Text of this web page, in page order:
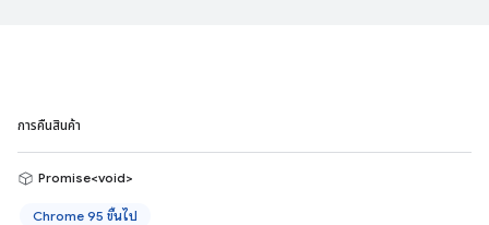
การคืนสินค้า
Promise<void>
Chrome 95 ขึ้นไป